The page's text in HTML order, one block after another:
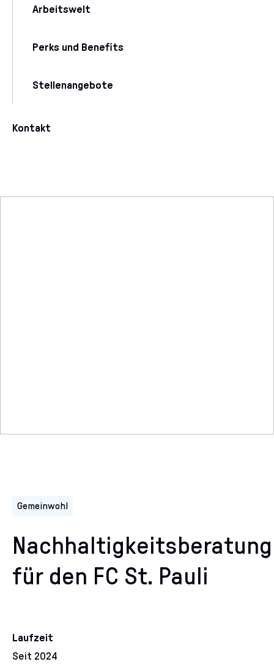
Arbeitswelt
Perks und Benefits
Stellenangebote
Kontakt
Gemeinwohl
Nachhaltigkeitsberatung
für den FC St. Pauli
Laufzeit
Seit 2024